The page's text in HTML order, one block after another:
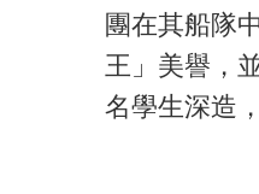
團在其船隊
王」美譽，
名學生深造